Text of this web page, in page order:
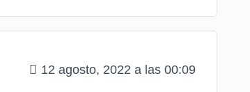
12 agosto, 2022 a las 00:09